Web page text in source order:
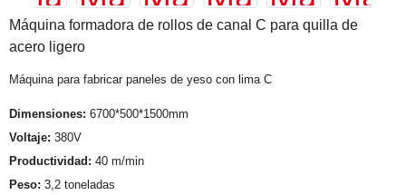
Máquina formadora de rollos de canal C para quilla de
acero ligero
Máquina para fabricar paneles de yeso con lima C
Dimensiones: 6700*500*1500mm
Voltaje: 380V
Productividad: 40 m/min
Peso: 3,2 toneladas